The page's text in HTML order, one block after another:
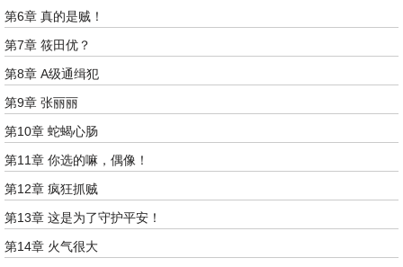
第6章 真的是贼！
第7章 筱田优？
第8章 A级通缉犯
第9章 张丽丽
第10章 蛇蝎心肠
第11章 你选的嘛，偶像！
第12章 疯狂抓贼
第13章 这是为了守护平安！
第14章 火气很大